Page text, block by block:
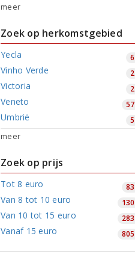
meer
Zoek op herkomstgebied
Yecla 6
Vinho Verde 2
Victoria 2
Veneto 57
Umbrië 5
meer
Zoek op prijs
Tot 8 euro 83
Van 8 tot 10 euro 130
Van 10 tot 15 euro 283
Vanaf 15 euro 805